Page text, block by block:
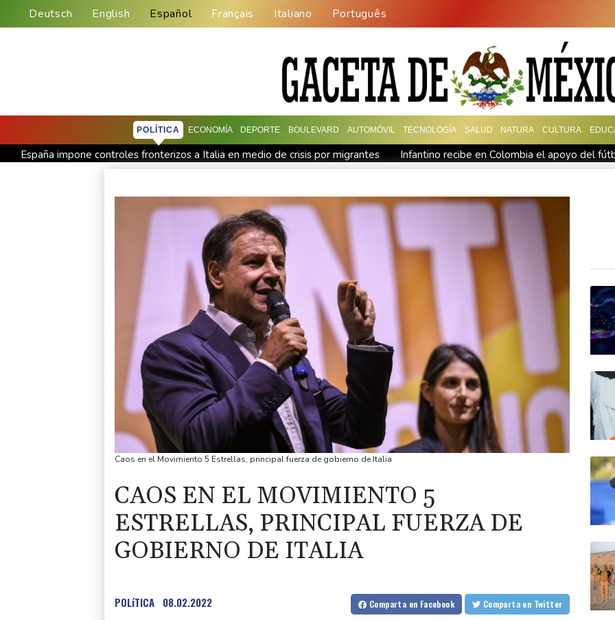
Deutsch English Español Français Italiano Português
POLÍTICA ECONOMÍA DEPORTE BOULEVARD AUTOMÓVIL TECNOLOGÍA SALUD NATURA CULTURA
España impone controles fronterizos a Italia en medio de crisis por migrantes
Infantino recibe en Colombia el apoyo del
Exabogado de Trump listo para ser confirmado como fiscal general de EEUU
Muere el productor William Orbit, que
Los rebeldes hutíes continúan su ofensiva en Yemen con ataques en una región petrolera
La OMS propone probar en
Arabia Saudita, Pakistán y Turquía firman un pacto de defensa en medio de la tensión con Irán
México y Perú restablecen
Caos en el Movimiento 5 Estrellas, principal fuerza de gobierno de Italia
CAOS EN EL MOVIMIENTO 5
ESTRELLAS, PRINCIPAL FUERZA DE
GOBIERNO DE ITALIA
POLíTICA 08.02.2022 Comparta en Facebook Comparta en Twitter